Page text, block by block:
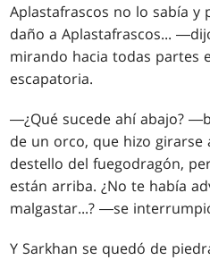
Aplastafrascos no lo sabía y
daño a Aplastafrascos...
mirando hacia todas partes
escapatoria.
―¿Qué sucede ahí abajo?
de un orco, que hizo
destello del fuegodragón,
están arriba. ¿No te había
malgastar...? ―se
Y Sarkhan se quedó de